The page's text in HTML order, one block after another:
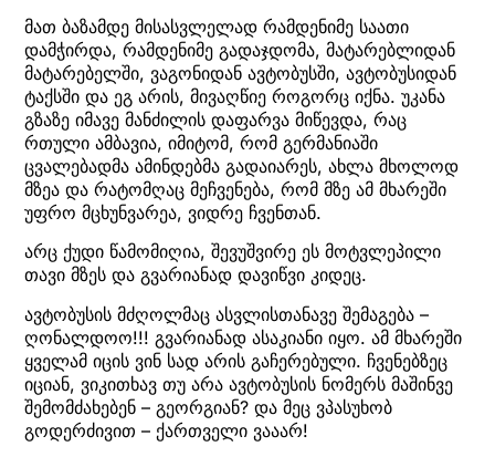
მათ ბაზამდე მისასვლელად რამდენიმე საათი
დამჭირდა, რამდენიმე გადაჯდომა, მატარებლიდან
მატარებელში, ვაგონიდან ავტობუსში, ავტობუსიდან
ტაქსში და ეგ არის, მივაღწიე როგორც იქნა. უკანა
გზაზე იმავე მანძილის დაფარვა მიწევდა, რაც
რთული ამბავია, იმიტომ, რომ გერმანიაში
ცვალებადმა ამინდებმა გადაიარეს, ახლა მხოლოდ
მზეა და რატომღაც მეჩვენება, რომ მზე ამ მხარეში
უფრო მცხუნვარეა, ვიდრე ჩვენთან.
არც ქუდი წამომიღია, შევუშვირე ეს მოტვლეპილი
თავი მზეს და გვარიანად დავიწვი კიდეც.
ავტობუსის მძღოლმაც ასვლისთანავე შემაგება –
ღონალდოო!!! გვარიანად ასაკიანი იყო. ამ მხარეში
ყველამ იცის ვინ სად არის გაჩერებული. ჩვენებზეც
იციან, ვიკითხავ თუ არა ავტობუსის ნომერს მაშინვე
შემომძახებენ – გეორგიან? და მეც ვპასუხობ
გოდერძივით – ქართველი ვააარ!